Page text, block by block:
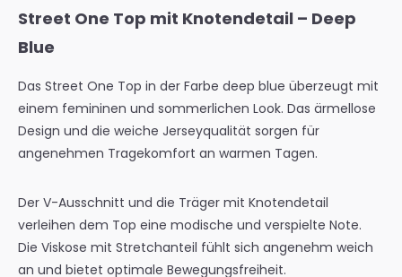
Street One Top mit Knotendetail – Deep
Blue
Das Street One Top in der Farbe deep blue überzeugt mit
einem femininen und sommerlichen Look. Das ärmellose
Design und die weiche Jerseyqualität sorgen für
angenehmen Tragekomfort an warmen Tagen.
Der V-Ausschnitt und die Träger mit Knotendetail
verleihen dem Top eine modische und verspielte Note.
Die Viskose mit Stretchanteil fühlt sich angenehm weich
an und bietet optimale Bewegungsfreiheit.